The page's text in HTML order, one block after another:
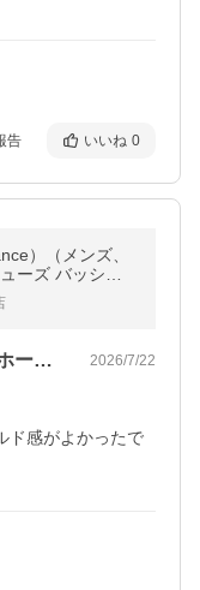
告 いいね 0
）（メンズ、
ーズ バッシュ
D
激しい動きに足がブレることなくホールド… 2026/7/22
ド感がよかったで